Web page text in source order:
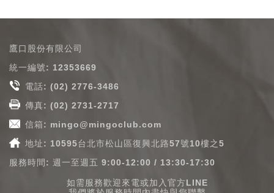
鷹口股份有限公司
統一編號: 12353669
電話: (02) 2776-3486
傳真: (02) 2731-2717
信箱: mingo@mingoclub.com
地址: 10595台北市松山區復興北路57號10樓之5
服務時間: 週一至週五 9:00-12:00 / 13:30-17:30
如需服務歡迎來電或加入官方LINE